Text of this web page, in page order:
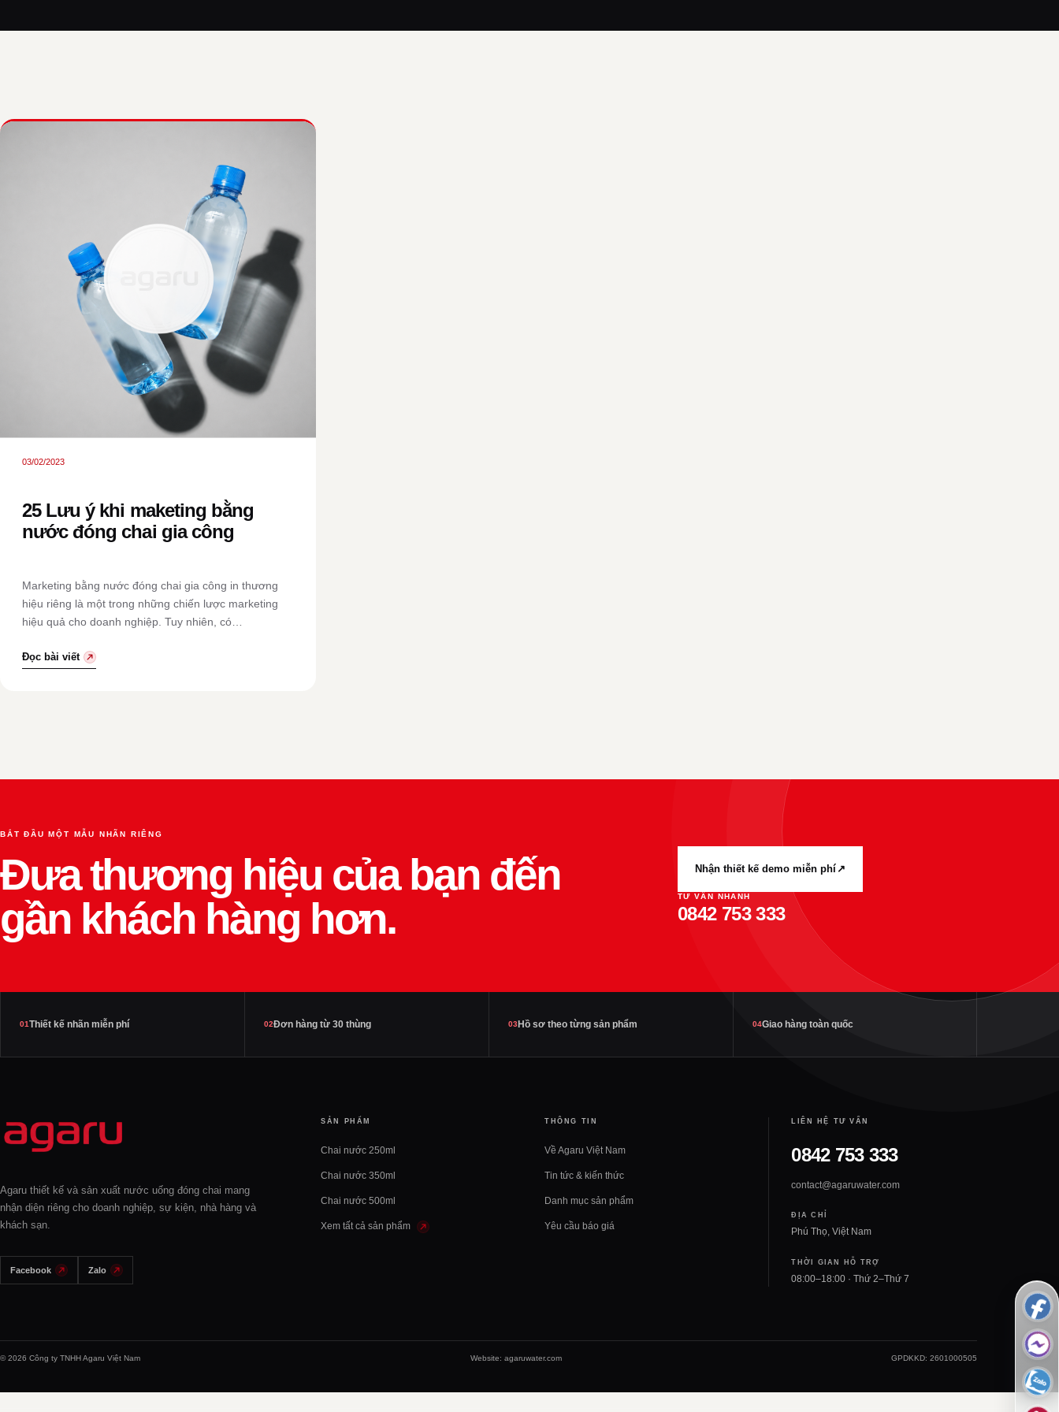
03/02/2023
25 Lưu ý khi maketing bằng
nước đóng chai gia công
Marketing bằng nước đóng chai gia công in thương
hiệu riêng là một trong những chiến lược marketing
hiệu quả cho doanh nghiệp. Tuy nhiên, có…
Đọc bài viết
BẮT ĐẦU MỘT MẪU NHÃN RIÊNG
Đưa thương hiệu của bạn đến
gần khách hàng hơn.
Nhận thiết kế demo miễn phí ↗
TƯ VẤN NHANH
0842 753 333
01Thiết kế nhãn miễn phí 02Đơn hàng từ 30 thùng 03Hồ sơ theo từng sản phẩm 04Giao hàng toàn quốc
Agaru thiết kế và sản xuất nước uống đóng chai mang
nhận diện riêng cho doanh nghiệp, sự kiện, nhà hàng và
khách sạn.
Facebook Zalo
SẢN PHẨM
Chai nước 250ml
Chai nước 350ml
Chai nước 500ml
Xem tất cả sản phẩm
THÔNG TIN
Về Agaru Việt Nam
Tin tức & kiến thức
Danh mục sản phẩm
Yêu cầu báo giá
LIÊN HỆ TƯ VẤN
0842 753 333
contact@agaruwater.com
ĐỊA CHỈ
Phú Thọ, Việt Nam
THỜI GIAN HỖ TRỢ
08:00–18:00 · Thứ 2–Thứ 7
© 2026 Công ty TNHH Agaru Việt Nam Website: agaruwater.com GPDKKD: 2601000505